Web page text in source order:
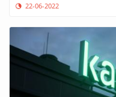
22-06-2022